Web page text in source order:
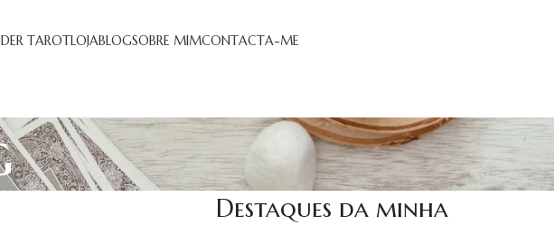
TAROTLOJABLOGSOBRE MIMCONTACTA-ME
Destaques da minha